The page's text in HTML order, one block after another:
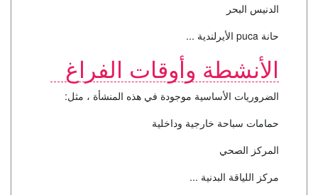
الدنيس البحر
حانة puca الأيرلندية ...
الأنشطة وأوقات الفراغ
الضروريات الأساسية موجودة في هذه المنشأة ، مثل:
حمامات سباحة خارجية وداخلية
المركز الصحي
مركز اللياقة البدنية ...